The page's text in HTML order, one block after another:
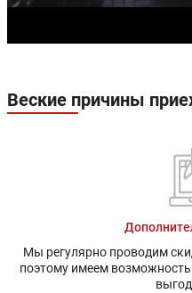
Веские причины
Мы регулярно проводим
поэтому имеем